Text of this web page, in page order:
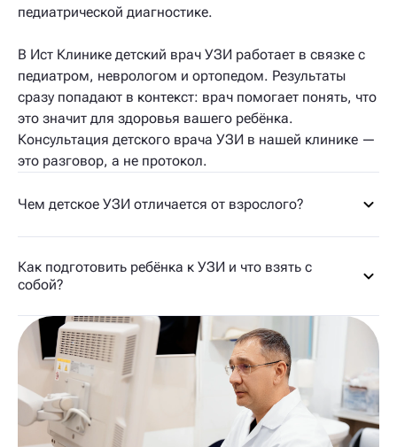
педиатрической диагностике.
В Ист Клинике детский врач УЗИ работает в связке с
педиатром, неврологом и ортопедом. Результаты
сразу попадают в контекст: врач помогает понять, что
это значит для здоровья вашего ребёнка.
Консультация детского врача УЗИ в нашей клинике —
это разговор, а не протокол.
Чем детское УЗИ отличается от взрослого?
Как подготовить ребёнка к УЗИ и что взять с
собой?